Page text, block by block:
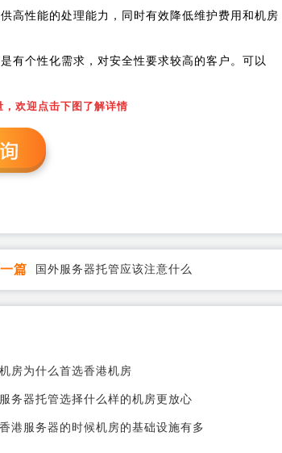
高性能的处理能力，同时有效降低维护费用和机房
有个性化需求，对安全性要求较高的客户。可以
欢迎点击下图了解详情
篇 国外服务器托管应该注意什么
房为什么首选香港机房
务器托管选择什么样的机房更放心
港服务器的时候机房的基础设施有多